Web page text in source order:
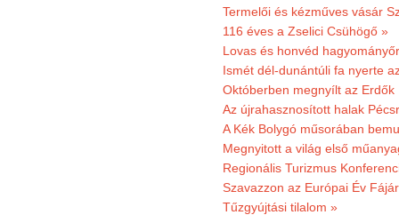
Termelői és kézműves vásár
116 éves a Zselici Csühögő »
Lovas és honvéd
Ismét dél-dunántúli fa nyerte
Októberben megnyílt az
Az újrahasznosított halak
A Kék Bolygó műsorában
Megnyitott a világ első
Regionális Turizmus
Szavazzon az Európai Év
Tűzgyújtási tilalom »